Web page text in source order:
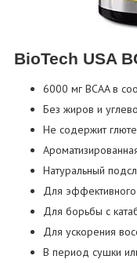
BioTech USA
6000 мг BCAA в
Без жиров и
Не содержит
Натуральный
Для
Для борьбы с
Для ускорения
В период сушки